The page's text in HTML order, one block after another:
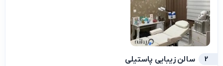
2 سالن زیبایی پاستیلی